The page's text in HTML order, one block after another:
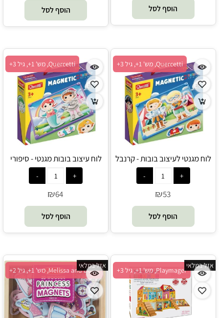
הוסף לסל הוסף לסל
Quercetti, מש' 1+, גיל 3+
לוח מגנטי לעיצוב בובות - קרנבל
04421 קווארצ'טי - Quercetti
₪53
הוסף לסל
Quercetti, מש' 1+, גיל 3+
לוח עיצוב בובות מגנטי - סיפורי
אגדות 04422 קווארצ'טי -
Quercetti
₪64
הוסף לסל
Playmager, מש' 1+, גיל 3+
אזל במלאי
Melissa and Doug, מש' 1+, גיל 2+
אזל במלאי